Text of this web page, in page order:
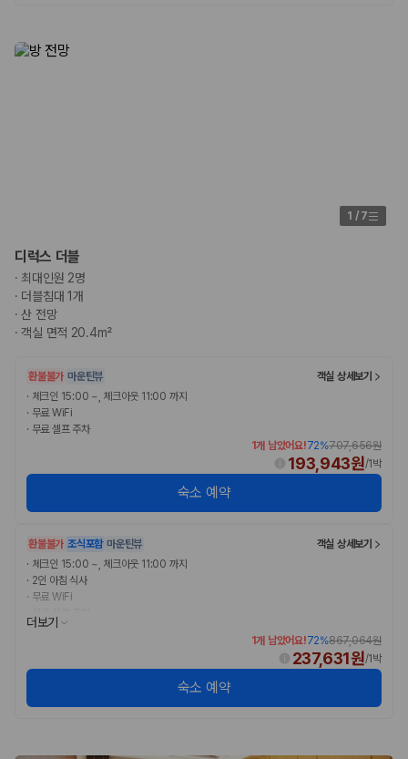
Q. 제주렌트카 가격비교는 카모아에서 어떻게 하나요?
A. 대여일, 반납일, 인수 지역을 선택하면 제주도 렌트카 업체별 가격, 차종,
보험 조건, 예약 가능 차량을 한 번에 비교할 수 있습니다.
Q. 제주 렌트카 최저가는 무엇을 기준으로 비교해야 하나요?
Q. 제주공항 근처 렌트카도 비교할 수 있나요?
Q. 가족 여행에는 어떤 제주 렌트카를 비교해야 하나요?
제주렌트카 가격비교 주요 링크
제주 렌트카 예약
1 / 7
디럭스 더블
· 최대인원 2명
· 더블침대 1개
·산 전망
·객실 면적 20.4m²
환불불가 마운틴뷰
객실 상세보기
· 체크인 15:00 ~, 체크아웃 11:00 까지
· 무료 WiFi
· 무료 셀프 주차
1개 남았어요!72%707,656원
193,943원/1박
숙소 예약
환불불가 조식포함 마운틴뷰
객실 상세보기
· 체크인 15:00 ~, 체크아웃 11:00 까지
· 2인 아침 식사
· 무료 WiFi
무료 셀프 주차
더보기
1개 남았어요!72%867,064원
237,631원/1박
숙소 예약